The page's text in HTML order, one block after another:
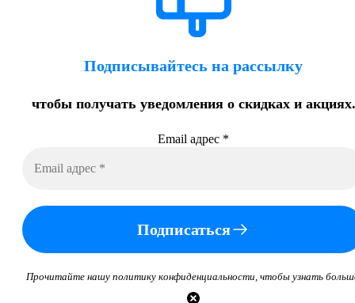
Подписывайтесь на рассылку
чтобы получать уведомления о скидках и акциях.
Email адрес *
Подписаться
Прочитайте нашу политику конфиденциальности, чтобы узнать